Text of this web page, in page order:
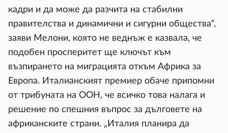
кадри и да може да разчита на стабилни
правителства и динамични и сигурни общества“,
заяви Мелони, която не веднъж е казвала, че
подобен просперитет ще ключът към
възпирането на миграцията откъм Африка за
Европа. Италианският премиер обаче припомни
от трибуната на ООН, че всичко това налага и
решение по спешния въпрос за дълговете на
африканските страни. „Италия планира да